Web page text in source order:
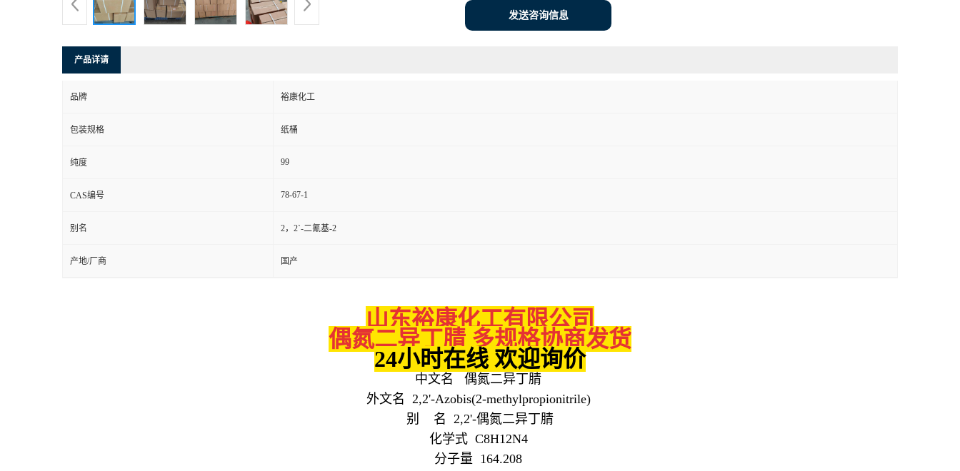
发送咨询信息
产品详请
品牌 裕康化工
包装规格 纸桶
纯度 99
CAS编号 78-67-1
别名 2，2`-二氰基-2
产地/厂商 国产
山东裕康化工有限公司
偶氮二异丁腈 多规格协商发货
24小时在线 欢迎询价
中文名 偶氮二异丁腈
外文名 2,2'-Azobis(2-methylpropionitrile)
别 名 2,2'-偶氮二异丁腈
化学式 C8H12N4
分子量 164.208